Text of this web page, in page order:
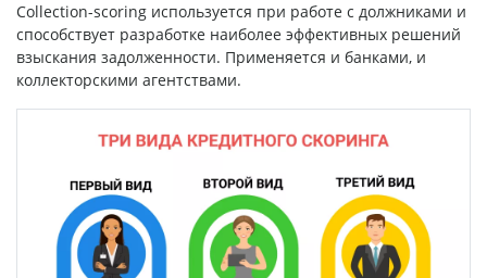
Collection-scoring используется при работе с должниками и
способствует разработке наиболее эффективных решений
взыскания задолженности. Применяется и банками, и
коллекторскими агентствами.